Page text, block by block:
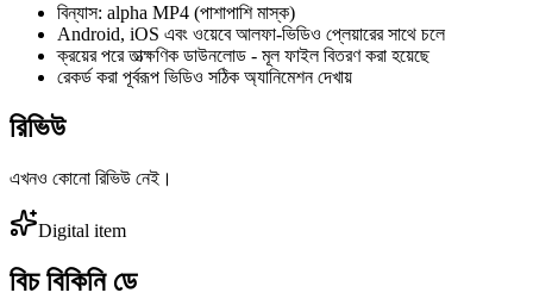
বিন্যাস: alpha MP4 (পাশাপাশি মাস্ক)
Android, iOS এবং ওয়েবে আলফা-ভিডিও প্লেয়ারের সাথে চলে
ক্রয়ের পরে তাত্ক্ষণিক ডাউনলোড - মূল ফাইল বিতরণ করা হয়েছে
রেকর্ড করা পূর্বরূপ ভিডিও সঠিক অ্যানিমেশন দেখায়
রিভিউ
এখনও কোনো রিভিউ নেই।
Digital item
বিচ বিকিনি ডে